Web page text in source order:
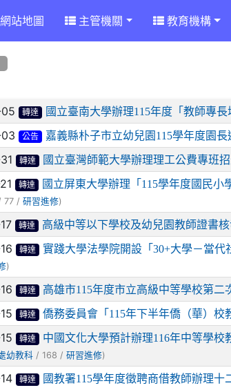
網站地圖 主管機關 教育機構
表
05 轉達 國立臺南大學辦理115年度「教師專
03 公告 嘉義縣朴子市立幼兒園115學年度園長
轉達 國立臺灣師範大學辦理理工公費專班
轉達 國立屏東大學辦理「115學年度國民
77 /研習進修)
轉達 高級中等以下學校及幼兒園教師證書
轉達 實踐大學法學院開設「30+大學－當
)
轉達 高雄市115年度市立高級中等學校第二
轉達 僑務委員會「115年下半年僑（華）校
轉達
中國文化大學預計辦理116年中等學
幼教科 / 168 /研習進修)
轉達 國教署115學年度徵聘商借教師辦理